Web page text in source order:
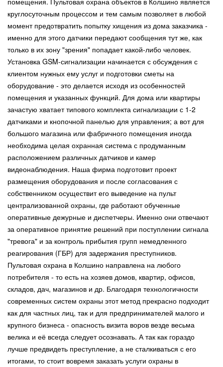
круглосуточным процессом и тем самым позволяет в любой
момент предотвратить попытку хищения из дома заказчика -
именно для этого датчики передают сообщения тут же, как
только в их зону "зрения" попадает какой-либо человек.
Установка GSM-сигнализации начинается с обсуждения с
клиентом нужных ему услуг и подготовки сметы на
оборудование - это делается исходя из особенностей
помещения и указанных функций. Для дома или квартиры
зачастую хватает типового комплекта сигнализации с 1-2
датчиками и кнопочной панелью для управления; а вот для
большого магазина или фабричного помещения иногда
необходима целая охранная система с продуманным
расположением различных датчиков и камер
видеонаблюдения. Наша фирма подготовит проект
размещения оборудования и после согласования с
собственником осуществит его выведение на пульт
централизованной охраны, где работают обученные
оперативные дежурные и диспетчеры. Именно они отвечают
за оперативное принятие решений при поступлении сигнала
"тревога" и за контроль прибытия групп немедленного
реагирования (ГБР) для задержания преступников.
Пультовая охрана в Колшино направлена на любого
потребителя - то есть на хозяев домов, квартир, офисов,
складов, дач, магазинов и др. Благодаря технологичности
современных систем охраны этот метод прекрасно подходит
как для частных лиц, так и для предпринимателей малого и
крупного бизнеса - опасность визита воров везде весьма
велика и её всегда следует осознавать. А так как гораздо
лучше предвидеть преступление, а не сталкиваться с его
итогами, то стоит вовремя заказать услуги охраны в